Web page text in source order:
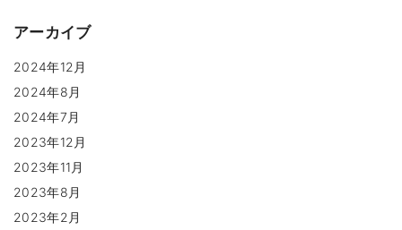
アーカイブ
2024年12月
2024年8月
2024年7月
2023年12月
2023年11月
2023年8月
2023年2月